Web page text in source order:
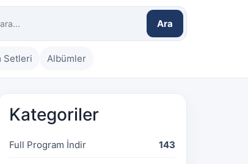
Ara
Setleri Albümler
Kategoriler
Full Program İndir 143